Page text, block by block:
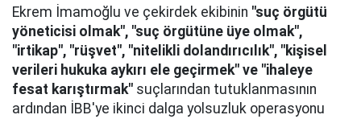
Ekrem İmamoğlu ve çekirdek ekibinin "suç örgütü
yöneticisi olmak", "suç örgütüne üye olmak",
"irtikap", "rüşvet", "nitelikli dolandırıcılık", "kişisel
verileri hukuka aykırı ele geçirmek" ve "ihaleye
fesat karıştırmak" suçlarından tutuklanmasının
ardından İBB'ye ikinci dalga yolsuzluk operasyonu